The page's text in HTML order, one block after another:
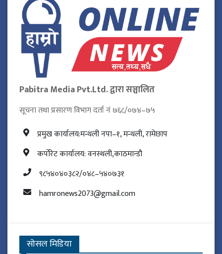
Pabitra Media Pvt.Ltd. द्वारा सञ्चालित
सूचना तथा प्रसारण विभाग दर्ता नं ७६८/०७४–७५
प्रमुख कार्यालय:मन्थली नपा–१, मन्थली, रामेछाप
कर्पोरेट कार्यालय: वनस्थली,काठमान्डौ
९८५४०४०३८२/०४८–५४०७३१
hamronews2073@gmail.com
सोसल मिडिया